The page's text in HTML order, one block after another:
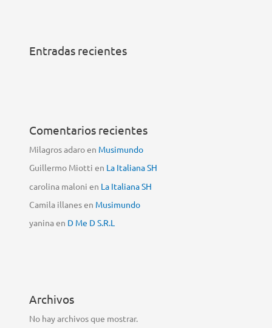
Entradas recientes
Comentarios recientes
Milagros adaroen Musimundo
Guillermo Miotti en La Italiana SH
carolina maloni en La Italiana SH
Camila illanesen Musimundo
yaninaen D Me D S.R.L
Archivos
No hay archivos que mostrar.